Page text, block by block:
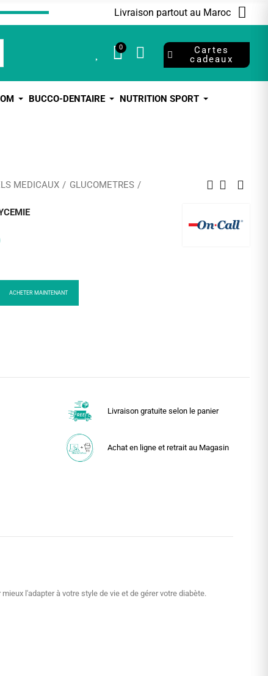
Livraison partout au Maroc
0
Cartes
cadeaux
BUCCO-DENTAIRE NUTRITION SPORT
MEDICAUX GLUCOMETRES
ACHETER MAINTENANT
Livraison gratuite selon le panier
Achat en ligne et retrait au Magasin
l'adapter à votre style de vie et de gérer votre diabète.